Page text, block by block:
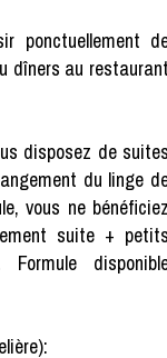
ponctuellement
dîners au
disposez de
du linge
vous ne
suite +